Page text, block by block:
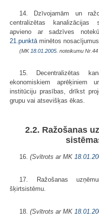
14. Dzīvojamām un
centralizētas kanalizācijas
apvieno ar sadzīves
21.punktā minētos nosacījumus.
(MK 18.01.2005. noteikumu
15. Decentralizētas
ekonomiskiem aprēķiniem
institūciju prasības, drīkst
grupu vai atsevišķas ēkas.
2.2. Ražošanas
16. (Svītrots ar MK
17. Ražošanas
šķirtsistēmu.
18. (Svītrots ar MK